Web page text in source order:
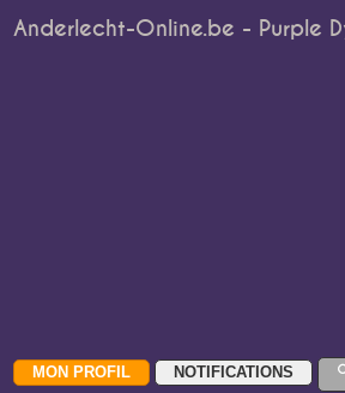
Anderlecht-Online.be - Purple